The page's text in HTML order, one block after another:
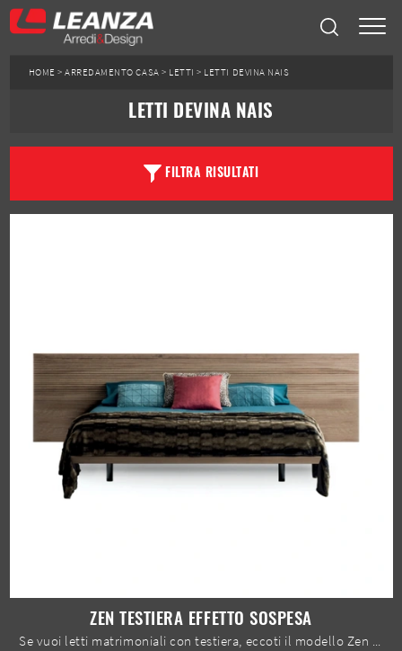
HOME >ARREDAMENTO CASA > LETTI > LETTI DEVINA NAIS
LETTI DEVINA NAIS
FILTRA RISULTATI
ZEN TESTIERA EFFETTO SOSPESA
Se vuoi letti matrimoniali con testiera, eccoti il modello Zen testiera effetto sospesa in legno per valorizzare la camera da letto.